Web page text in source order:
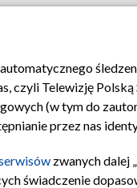
zgody Pomoc
Telewizję Polską
(w tym do
przez nas
zwanych dalej
świadczenie